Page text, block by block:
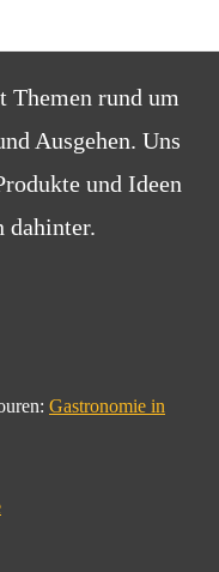
Themen rund um
Ausgehen. Uns
und Ideen
dahinter.
Gastronomie in